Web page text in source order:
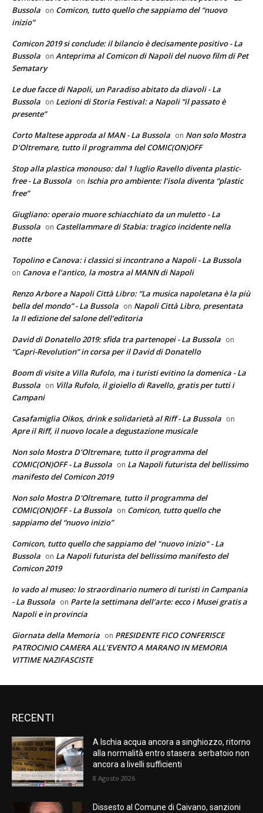
Bussola on Comicon, tutto quello che sappiamo del “nuovo
inizio”
Comicon 2019 si conclude: il bilancio è decisamente positivo - La
Bussola on Anteprima al Comicon di Napoli del nuovo film di Pet
Sematary
Le due facce di Napoli, un Paradiso abitato da diavoli - La
Bussola on Lezioni di Storia Festival: a Napoli “il passato è
presente”
Corto Maltese approda al MAN - La Bussola on Non solo Mostra
D’Oltremare, tutto il programma del COMIC(ON)OFF
Stop alla plastica monouso: dal 1 luglio Ravello diventa plastic-
free - La Bussola on Ischia pro ambiente: l’isola diventa “plastic
free”
Giugliano: operaio muore schiacchiato da un muletto - La
Bussola on Castellammare di Stabia: tragico incidente nella
notte
Topolino e Canova: i classici si incontrano a Napoli - La Bussola
on Canova e l’antico, la mostra al MANN di Napoli
Renzo Arbore a Napoli Città Libro: “La musica napoletana è la più
bella del mondo” - La Bussola on Napoli Città Libro, presentata
la II edizione del salone dell’editoria
David di Donatello 2019: sfida tra partenopei - La Bussola on
“Capri-Revolution” in corsa per il David di Donatello
Boom di visite a Villa Rufolo, ma i turisti evitino la domenica - La
Bussola on Villa Rufolo, il gioiello di Ravello, gratis per tutti i
Campani
Casafamiglia Oikos, drink e solidarietà al Riff - La Bussola on
Apre il Riff, il nuovo locale a degustazione musicale
Non solo Mostra D'Oltremare, tutto il programma del
COMIC(ON)OFF - La Bussola on La Napoli futurista del bellissimo
manifesto del Comicon 2019
Non solo Mostra D'Oltremare, tutto il programma del
COMIC(ON)OFF - La Bussola on Comicon, tutto quello che
sappiamo del “nuovo inizio”
Comicon, tutto quello che sappiamo del "nuovo inizio" - La
Bussola on La Napoli futurista del bellissimo manifesto del
Comicon 2019
Io vado al museo: lo straordinario numero di turisti in Campania
- La Bussola on Parte la settimana dell’arte: ecco i Musei gratis a
Napoli e in provincia
Giornata della Memoria on PRESIDENTE FICO CONFERISCE
PATROCINIO CAMERA ALL’EVENTO A MARANO IN MEMORIA
VITTIME NAZIFASCISTE
RECENTI
A Ischia acqua ancora a singhiozzo, ritorno
alla normalità entro stasera: serbatoio non
ancora a livelli sufficienti
8 Agosto 2026
Dissesto al Comune di Caivano, sanzioni